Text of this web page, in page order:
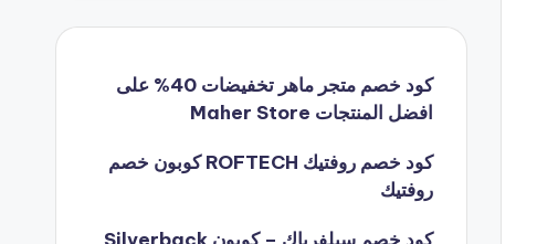
كود خصم متجر ماهر تخفيضات 40% على
افضل المنتجات Maher Store
كود خصم روفتيك ROFTECH كوبون خصم
روفتيك